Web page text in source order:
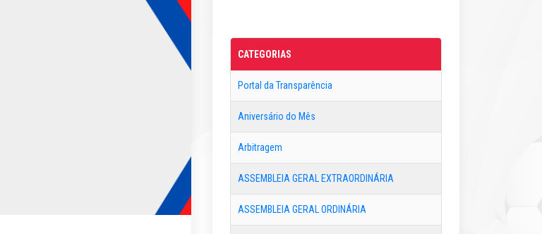
CATEGORIAS
Portal da Transparência
Aniversário do Mês
Arbitragem
ASSEMBLEIA GERAL EXTRAORDINÁRIA
ASSEMBLEIA GERAL ORDINÁRIA